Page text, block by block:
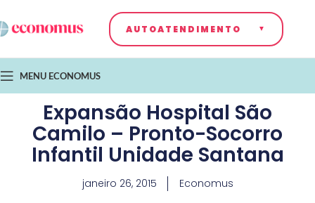
AUTOATENDIMENTO
MENU ECONOMUS
Expansão Hospital São
Camilo – Pronto-Socorro
Infantil Unidade Santana
janeiro 26, 2015
Economus